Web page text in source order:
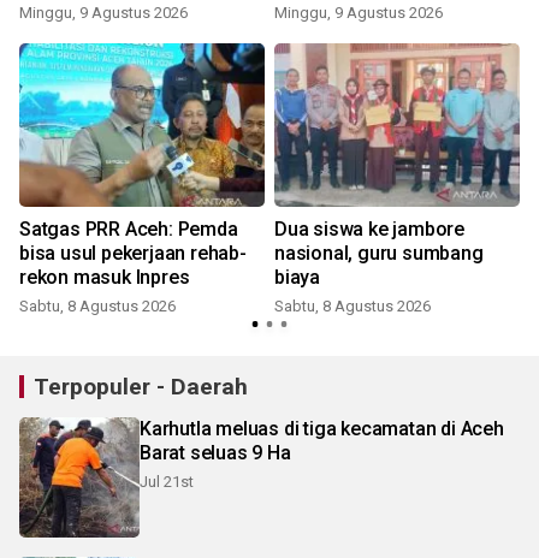
Minggu, 9 Agustus 2026 Aceh buat CFD makin ceria
Minggu, 9 Agustus 2026
Satgas PRR Aceh: Pemda
bisa usul pekerjaan rehab-
rekon masuk Inpres
Sabtu, 8 Agustus 2026
Dua siswa ke jambore
nasional, guru sumbang
biaya
Sabtu, 8 Agustus 2026
Terpopuler - Daerah
Karhutla meluas di tiga kecamatan di Aceh
Barat seluas 9 Ha
Jul 21st